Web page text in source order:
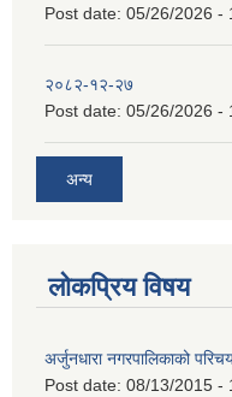
Post date: 05/26/2026 -
२०८२-१२-२७
Post date: 05/26/2026 -
अन्य
लोकप्रिय विषय
अर्जुनधारा नगरपालिकाको
Post date: 08/13/2015 -